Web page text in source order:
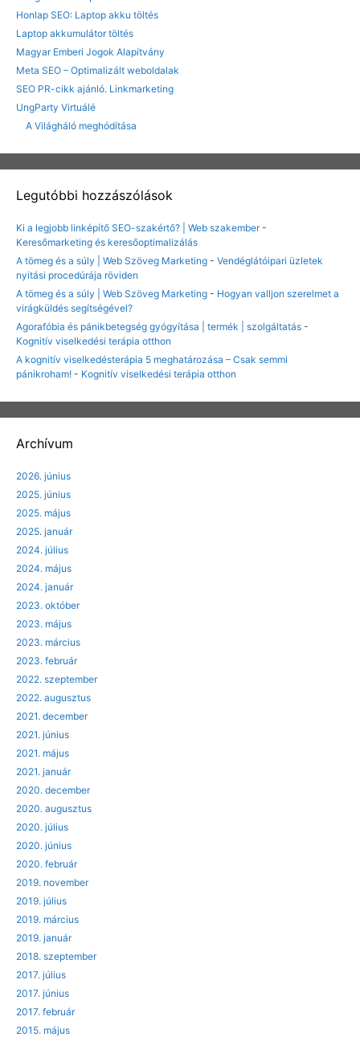
Honlap SEO: Laptop akku töltés
Laptop akkumulátor töltés
Magyar Emberi Jogok Alapítvány
Meta SEO – Optimalizált weboldalak
SEO PR-cikk ajánló. Linkmarketing
UngParty Virtuálé
A Világháló meghódítása
Legutóbbi hozzászólások
Ki a legjobb linképítő SEO-szakértő? | Web szakember-
Keresőmarketing és keresőoptimalizálás
A tömeg és a súly | Web Szöveg Marketing - Vendéglátóipari üzletek
nyitási procedúrája röviden
A tömeg és a súly | Web Szöveg Marketing - Hogyan valljon szerelmet a
virágküldés segítségével?
Agorafóbia és pánikbetegség gyógyítása | termék | szolgáltatás -
Kognitív viselkedési terápia otthon
A kognitív viselkedésterápia 5 meghatározása – Csak semmi
pánikroham! - Kognitív viselkedési terápia otthon
Archívum
2026. június
2025. június
2025. május
2025. január
2024. július
2024. május
2024. január
2023. október
2023. május
2023. március
2023. február
2022. szeptember
2022. augusztus
2021. december
2021. június
2021. május
2021. január
2020. december
2020. augusztus
2020. július
2020. június
2020. február
2019. november
2019. július
2019. március
2019. január
2018. szeptember
2017. július
2017. június
2017. február
2015. május